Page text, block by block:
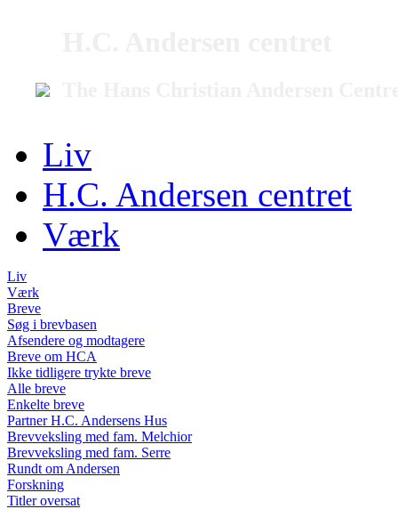
Liv
H.C. Andersen centret
Værk
Liv
Værk
Breve
Søg i brevbasen
Afsendere og modtagere
Breve om HCA
Ikke tidligere trykte breve
Alle breve
Enkelte breve
Partner H.C. Andersens Hus
Brevveksling med fam. Melchior
Brevveksling med fam. Serre
Rundt om Andersen
Forskning
Titler oversat